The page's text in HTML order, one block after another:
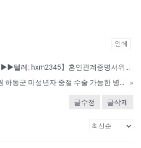
인쇄
☀자격증대리시험☀【▶▶텔레: hxm2345】혼인관계증명서위조/졸업증명서위조/납세증명서위조☀ 【▶▶텔레: hxm2345】 #졸업증명서위조 #대학교졸업증명서위조 #졸업증명서제작 #해외졸업증명서위조 #성적증명서위조 #재학증명서위조
경상남도 낙태 잘하는 병원 하동군 미성년자 중절 수술 가능한 병원 약물중절약 사용방법
»
글수정 글삭제